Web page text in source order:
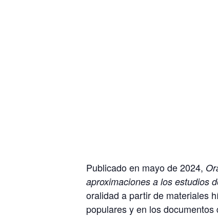
Publicado en mayo de 2024,
aproximaciones a los estudios
oralidad a partir de materiales
populares y en los documentos